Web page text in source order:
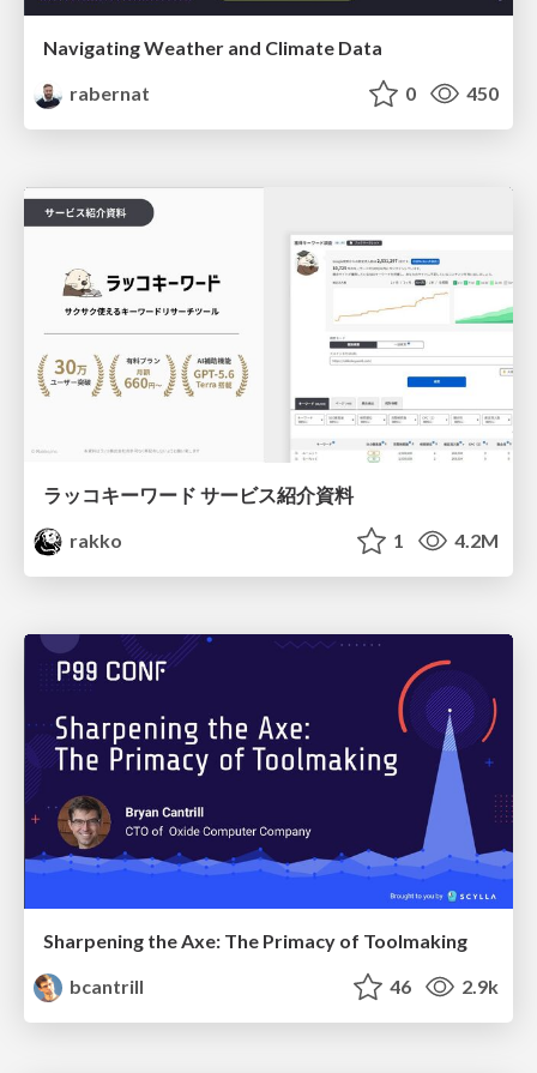
Navigating Weather and Climate Data
rabernat
0 450
ラッコキーワード サービス紹介資料
rakko
1 4.2M
Sharpening the Axe: The Primacy of Toolmaking
bcantrill
46 2.9k